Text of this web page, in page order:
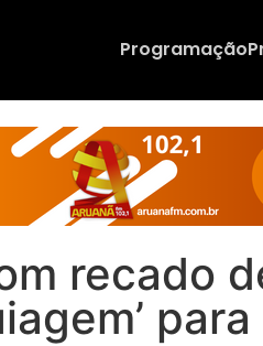
Programação
recado